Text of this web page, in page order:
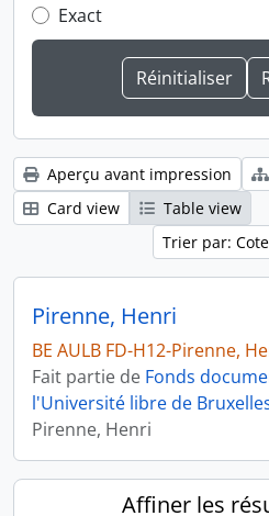
Exact
Aperçu avant impression
Card view
Table view
Trier par: Cote
Pirenne, Henri
BE AULB FD-H12-Pirenne,
Fait partie de Fonds
l'Université libre de
Pirenne, Henri
Affiner les